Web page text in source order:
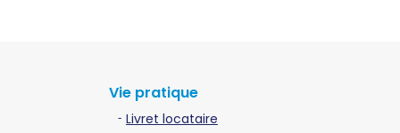
Vie pratique
Livret locataire